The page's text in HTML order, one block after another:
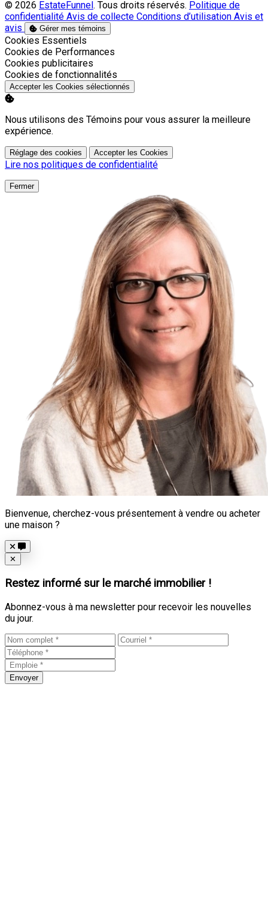
© 2026 EstateFunnel . Tous droits réservés. Politique de
confidentialité Avis de collecte Conditions d’utilisation Avis et
avis
Gérer mes témoins
Activer
Cookies Essentiels
Activer
Cookies de Performances
Activer
Cookies publicitaires
Activer
Cookies de fonctionnalités
Accepter les Cookies sélectionnés
Nous utilisons des Témoins pour vous assurer la meilleure
expérience.
Réglage des cookies Accepter les Cookies
Lire nos politiques de confidentialité
Fermer
Bienvenue, cherchez-vous présentement à vendre ou acheter
une maison ?
Close
✕
Restez informé sur le marché immobilier !
Abonnez-vous à ma newsletter pour recevoir les nouvelles
du jour.
Envoyer